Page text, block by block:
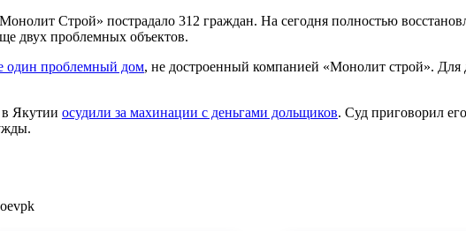
Строй» пострадало 312 граждан. На сегодня полностью
двух проблемных объектов.
один проблемный дом, не достроенный компанией «Монолит строй». Для
Якутии осудили за махинации с деньгами дольщиков. Суд приговорил